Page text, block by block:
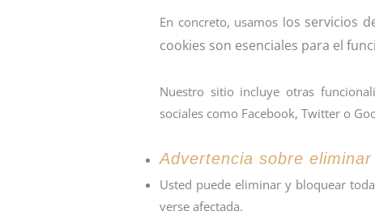
En concreto, usamos los servicios
cookies son esenciales para el
Nuestro sitio incluye otras
sociales como Facebook, Twitter o
Advertencia sobre eliminar
Usted puede eliminar y bloquear
verse afectada.